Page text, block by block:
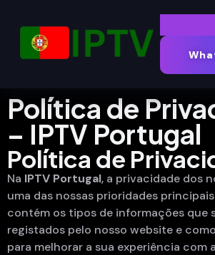
Política de
– IPTV Portugal
Política de
Na IPTV Portugal, a privacidade dos
uma das nossas prioridades
contém os tipos de informações que
registados pelo nosso website e
para melhorar a sua experiência com